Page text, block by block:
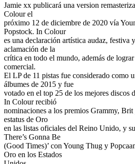
Jamie xx publicará una version
Colour el
próximo 12 de diciembre de 2020 vía
Popstock. In Colour
es una declaración artística audaz, festiva
aclamación de la
crítica en todo el mundo, además de
comercial.
El LP de 11 pistas fue considerado como
álbumes de 2015 y fue
votado en el top 25 de los mejores discos
In Colour recibió
nominaciones a los premios Grammy,
estatus de Oro
en las listas oficiales del Reino Unido, y
There’s Gonna Be
(Good Times)’ con Young Thug y
Oro en los Estados